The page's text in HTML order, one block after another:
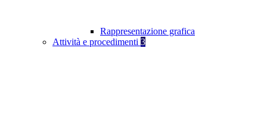
Rappresentazione grafica
Attività e procedimenti 3